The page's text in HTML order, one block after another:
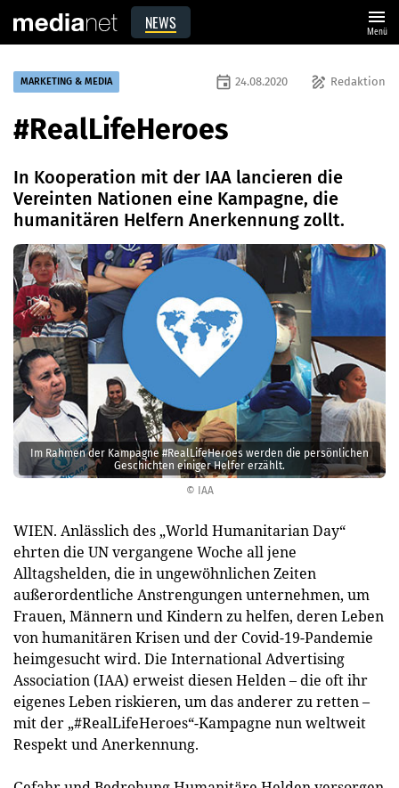
NEWS menu
Menü
© IAA
Im Rahmen der Kampagne #RealLifeHeroes werden die persönlichen
Geschichten einiger Helfer erzählt.
MARKETING & MEDIA draw Redaktion
event 24.08.2020
#RealLifeHeroes
In Kooperation mit der IAA lancieren die
Vereinten Nationen eine Kampagne, die
humanitären Helfern Anerkennung zollt.
WIEN. Anlässlich des „World Humanitarian Day“
ehrten die UN vergangene Woche all jene
Alltagshelden, die in ungewöhnlichen Zeiten
außerordentliche Anstrengungen unternehmen, um
Frauen, Männern und Kindern zu helfen, deren Leben
von humanitären Krisen und der Covid-19-Pandemie
heimgesucht wird. Die International Advertising
Association (IAA) erweist diesen Helden – die oft ihr
eigenes Leben riskieren, um das anderer zu retten –
mit der „#RealLifeHeroes“-Kampagne nun weltweit
Respekt und Anerkennung.